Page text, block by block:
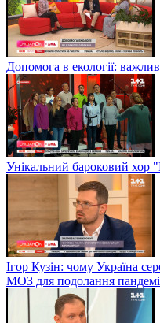
Допомога в екології:
Унікальний бароковий хор
Ігор Кузін: чому Україна
МОЗ для подолання